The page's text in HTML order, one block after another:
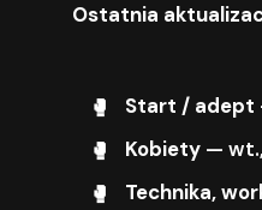
Ostatnia
Start / adept
Kobiety —
Technika,